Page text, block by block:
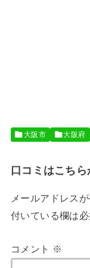
大阪市 大阪府
口コミはこち
メールアドレス
付いている欄は
コメント ※